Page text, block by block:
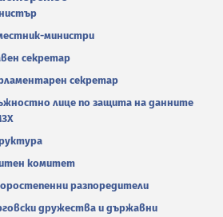
министри
секретар
секретар
лице по защита на данните
комитет
разпоредители
дружества и държавни